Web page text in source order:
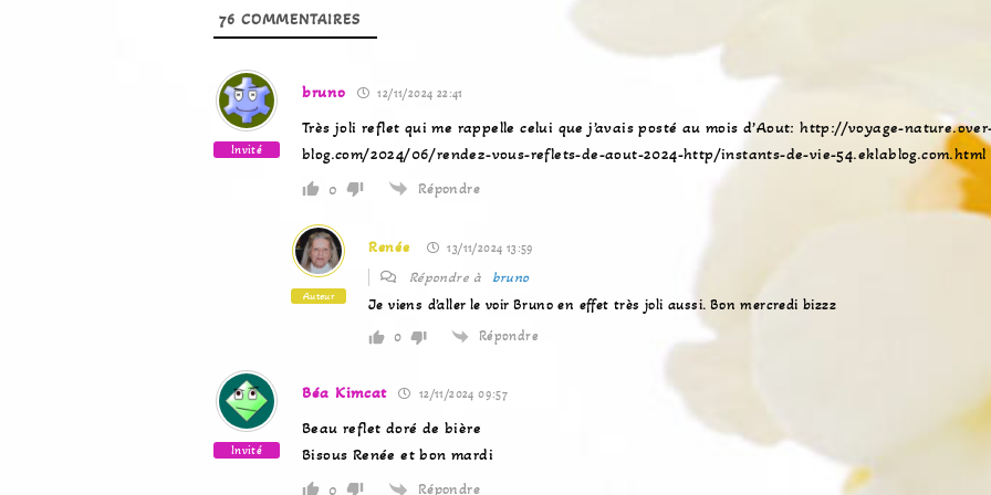
v
r
e
76 COMMENTAIRES
Invité
bruno 12/11/2024 22:41
Très joli reflet qui me rappelle celui que j’avais posté au mois d’Aout:http://voyage-
blog.com/2024/06/rendez-vous-reflets-de-aout-2024-http/instants-de-vie-54.eklablog.com.html
0 Répondre
Auteur
Renée 13/11/2024 13:59
Répondre à bruno
Je viens d’aller le voir Bruno en effet très joli aussi. Bon mercredi bizzz
0 Répondre
Invité
Béa Kimcat 12/11/2024 09:57
Beau reflet doré de bière
Bisous Renée et bon mardi
0 Répondre